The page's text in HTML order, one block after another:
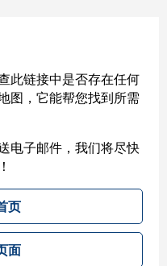
此链接中是否存在任何
图，它能帮您找到所需
电子邮件，我们将尽快
页
面